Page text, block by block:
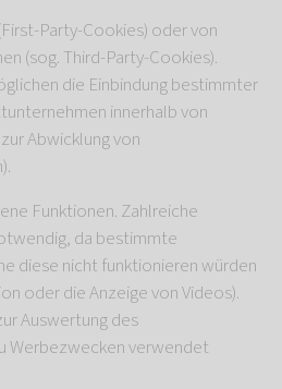
Party-Cookies) oder von
(sog. Third-Party-Cookies).
die Einbindung bestimmter
innerhalb von
Abwicklung von
Funktionen. Zahlreiche
da bestimmte
diese nicht funktionieren würden
oder die Anzeige von Videos).
Auswertung des
Werbezwecken verwendet